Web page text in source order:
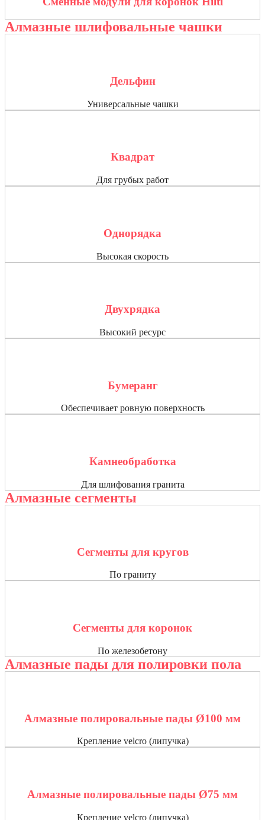
Алмазные шлифовальные чашки
Дельфин
Универсальные чашки
Квадрат
Для грубых работ
Однорядка
Высокая скорость
Двухрядка
Высокий ресурс
Бумеранг
Обеспечивает ровную поверхность
Камнеобработка
Для шлифования гранита
Алмазные сегменты
Сегменты для кругов
По граниту
Сегменты для коронок
По железобетону
Алмазные пады для полировки пола
Алмазные полировальные пады Ø100 мм
Крепление velcro (липучка)
Алмазные полировальные пады Ø75 мм
Крепление velcro (липучка)